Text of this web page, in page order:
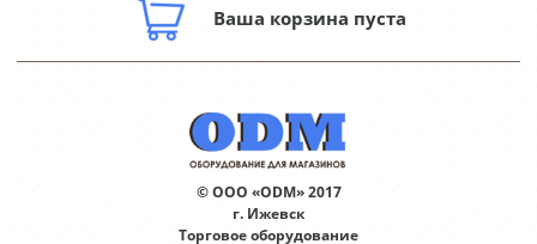
Ваша корзина пуста
© ООО «ODM» 2017
г. Ижевск
Торговое оборудование